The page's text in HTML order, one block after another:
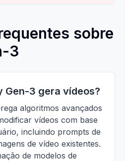
sobre
3
Gen-3 gera vídeos?
algoritmos avançados
vídeos com base
incluindo prompts de
de vídeo existentes.
de modelos de